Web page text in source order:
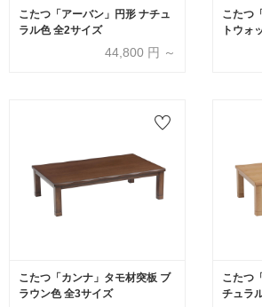
こたつ「アーバン」円形 ナチュ
ラル色 全2サイズ
44,800 円 ～
こたつ
トウォ
こたつ「カンナ」タモ材突板 ブ
ラウン色 全3サイズ
こたつ
チュラ